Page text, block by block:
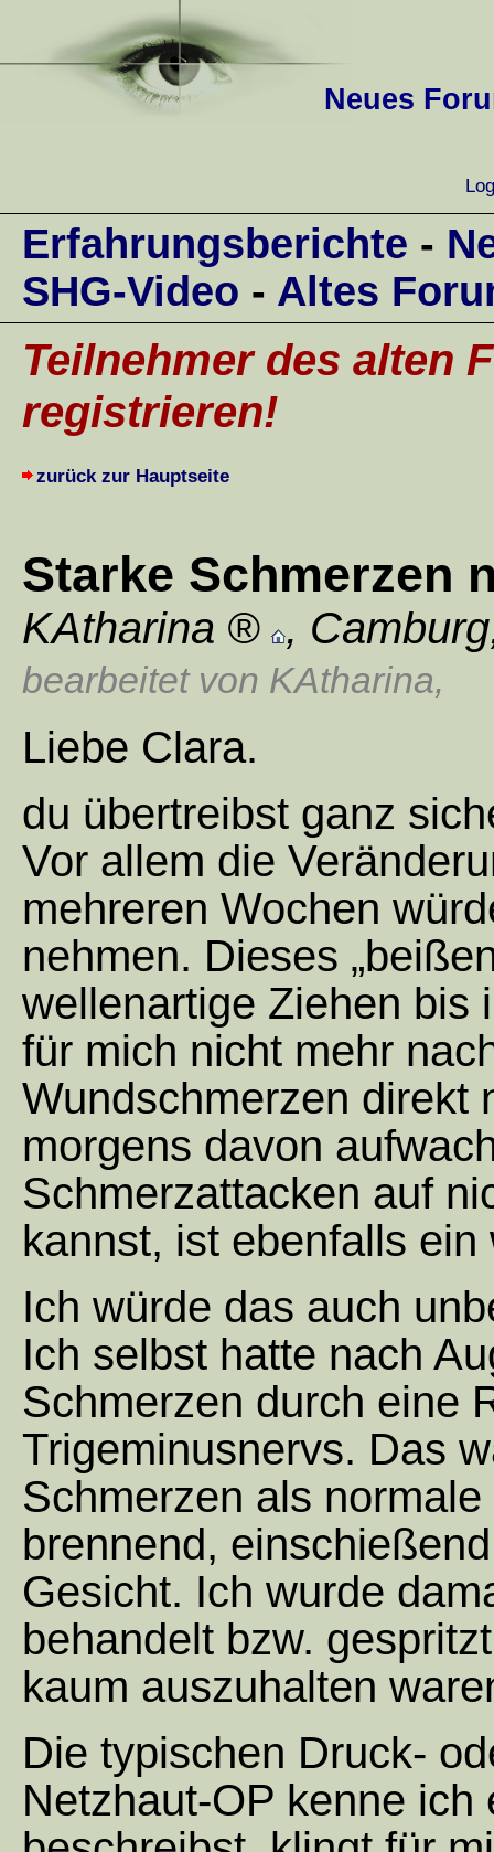
Neues
Erfahrungsberichte -
SHG-Video - Altes
Teilnehmer des alten
registrieren!
zurück zur Hauptseite
Starke Schmerzen
KAtharina , Camburg
bearbeitet von KAtharina,
Liebe Clara.
du übertreibst ganz
Vor allem die
mehreren Wochen
nehmen. Dieses
wellenartige Ziehen bis
für mich nicht mehr
Wundschmerzen direkt
morgens davon
Schmerzattacken auf
kannst, ist ebenfalls
Ich würde das auch
Ich selbst hatte nach
Schmerzen durch eine
Trigeminusnervs. Das
Schmerzen als
brennend,
Gesicht. Ich wurde
behandelt bzw.
kaum auszuhalten
Die typischen Druck-
Netzhaut-OP kenne